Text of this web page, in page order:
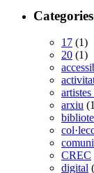
Categories
17 (1)
20 (1)
artistes
arxiu
CREC
digital